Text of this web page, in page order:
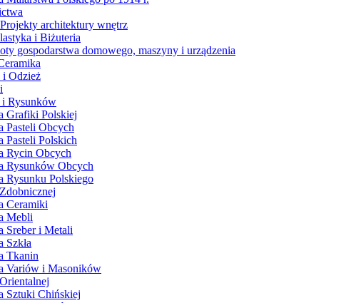
architektury wnętrz
i Biżuteria
gospodarstwa domowego, maszyny i urządzenia
i Odzież
Rysunków
Grafiki Polskiej
Pasteli Obcych
Pasteli Polskich
Rycin Obcych
Rysunków Obcych
Rysunku Polskiego
Ceramiki
Mebli
Sreber i Metali
Szkła
Tkanin
Variów i Masoników
Sztuki Chińskiej